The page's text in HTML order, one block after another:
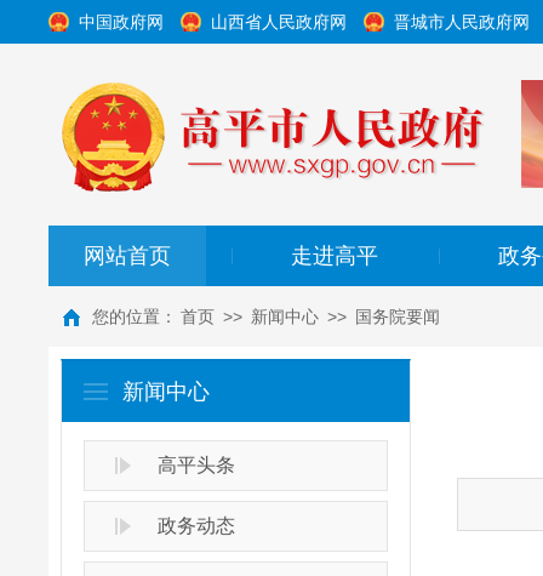
中国政府网 山西省人民政府网 晋城市人民政府网
网站首页 走进高平 政
您的位置： 首页 >> 新闻中心 >> 国务院要闻
新闻中心
高平头条
政务动态